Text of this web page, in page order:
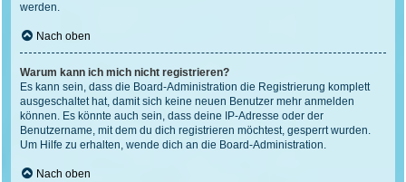
werden.
Nach oben
Warum kann ich mich nicht registrieren?
Es kann sein, dass die Board-Administration die Registrierung komplett
ausgeschaltet hat, damit sich keine neuen Benutzer mehr anmelden
können. Es könnte auch sein, dass deine IP-Adresse oder der
Benutzername, mit dem du dich registrieren möchtest, gesperrt wurden.
Um Hilfe zu erhalten, wende dich an die Board-Administration.
Nach oben